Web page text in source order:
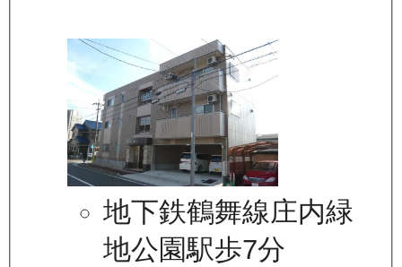
地下鉄鶴舞線庄内緑
地公園駅歩7分